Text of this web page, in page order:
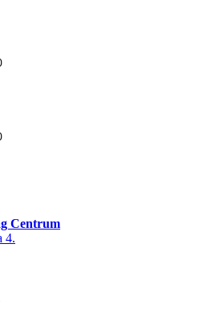
Centrum
4.